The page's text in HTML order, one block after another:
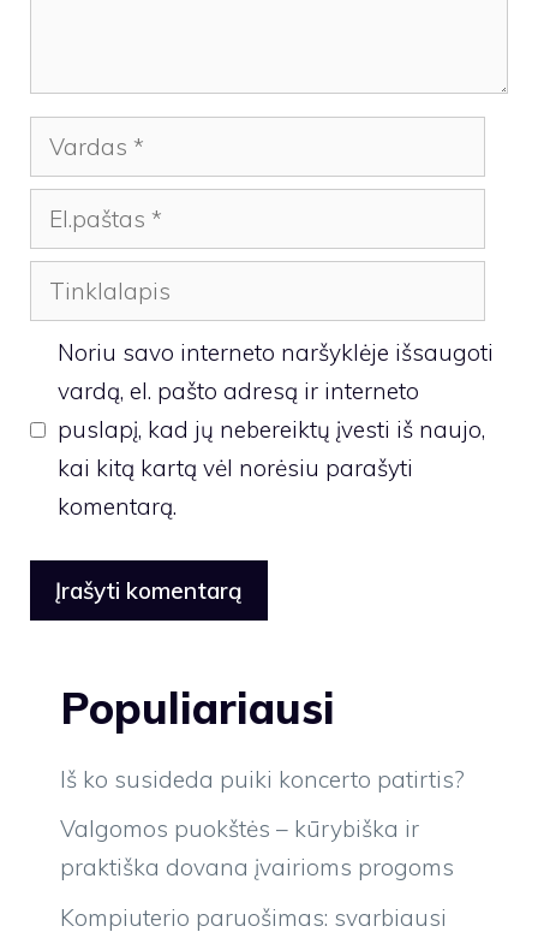
Vardas
El.paštas
Tinklalapis
Noriu savo interneto naršyklėje išsaugoti
vardą, el. pašto adresą ir interneto
puslapį, kad jų nebereiktų įvesti iš naujo,
kai kitą kartą vėl norėsiu parašyti
komentarą.
Populiariausi
Iš ko susideda puiki koncerto patirtis?
Valgomos puokštės – kūrybiška ir
praktiška dovana įvairioms progoms
Kompiuterio paruošimas: svarbiausi